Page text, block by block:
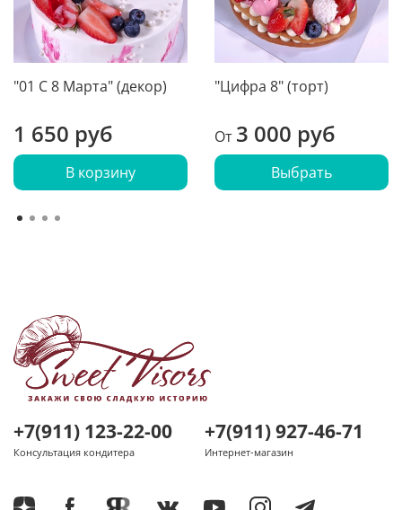
"01 С 8 Марта" (декор)
1 650 руб
В корзину
"Цифра 8" (торт)
От 3 000 руб
Выбрать
+7(911) 123-22-00
Консультация кондитера
+7(911) 927-46-71
Интернет-магазин